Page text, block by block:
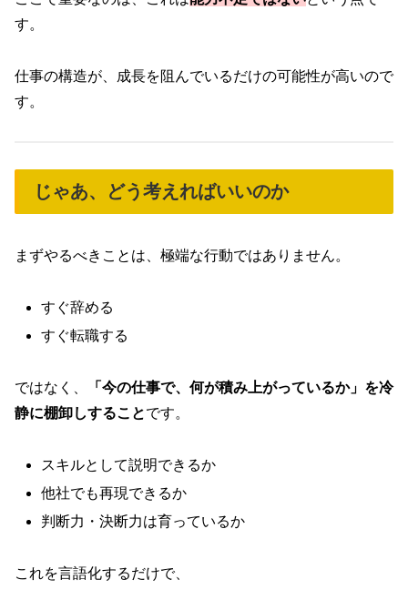
す。
仕事の構造が、成長を阻んでいるだけの可能性が高いので
す。
じゃあ、どう考えればいいのか
まずやるべきことは、極端な行動ではありません。
すぐ辞める
すぐ転職する
ではなく、
「今の仕事で、何が積み上がっているか」を冷
静に棚卸しすることです。
スキルとして説明できるか
他社でも再現できるか
判断力・決断力は育っているか
これを言語化するだけで、